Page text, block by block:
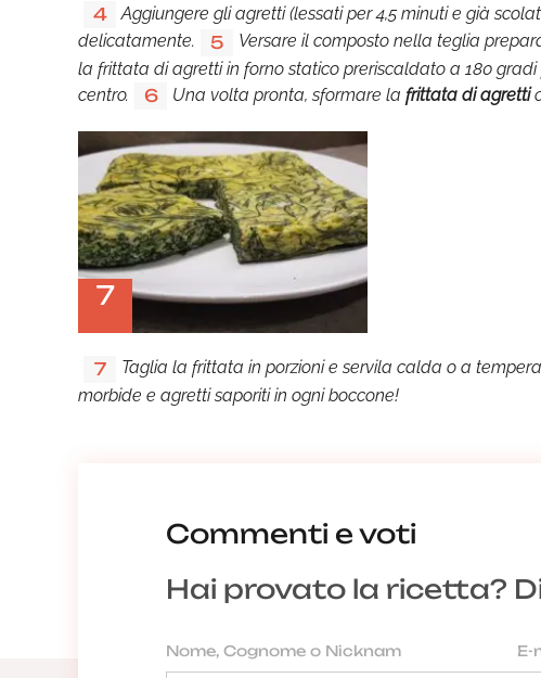
4
Aggiungere gli agretti (lessati per 4,5 minuti e già
delicatamente.
5
Versare il composto nella teglia
la frittata di agretti in forno statico preriscaldato a 180
centro.
6 Una volta pronta, sformare la frittata di agretti
7
7
Taglia la frittata in porzioni e servila calda o a
morbide e agretti saporiti in ogni boccone!
Commenti e voti
Hai provato la ricetta?